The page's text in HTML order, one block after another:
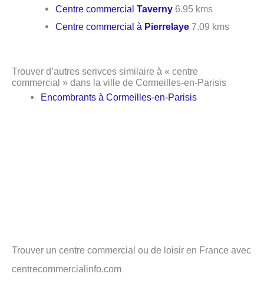
Centre commercialTaverny 6.95 kms
Centre commercial à Pierrelaye 7.09 kms
Trouver d’autres serivces similaire à « centre
commercial » dans la ville de Cormeilles-en-Parisis
Encombrants à Cormeilles-en-Parisis
Trouver un centre commercial ou de loisir en France avec
centrecommercialinfo.com